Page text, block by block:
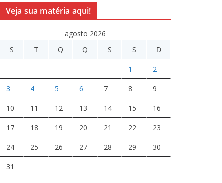
Veja sua matéria aqui!
agosto 2026
S
T Q Q S S D
1 2
3 4 5 6 7 8 9
10 11 12 13 14 15 16
17 18 19 20 21 22 23
24 25 26 27 28 29 30
31